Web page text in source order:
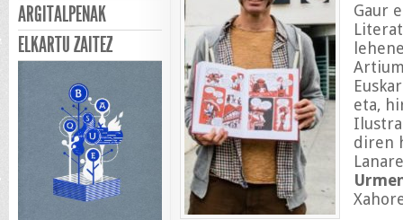
ARGITALPENAK
ELKARTU ZAITEZ
Gaur
eta,
diren